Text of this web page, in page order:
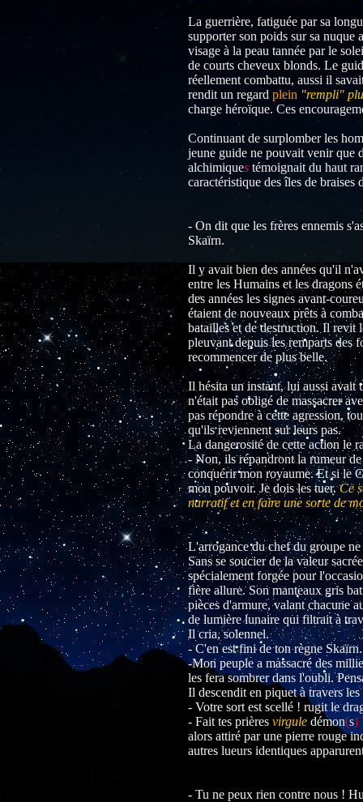
La guerrière, fatiguée par sa
supporter son poids sur sa
visage à la peau tannée par le
de courts cheveux blonds. Le
réellement combattu, aussi il
rendit un regard plein "rempli"
charge héroïque. Ces
Continuant de surplomber les
jeune guide ne pouvait venir que
alchimiques témoignait du haut
caractéristique des îles de
- On dit que les frères ennemis
Skaïrn.
Il y avait bien des années qu'il
entre les Humains et les dragons
des années les signes avant-
étaient de nouveaux prêts à
batailles et de destruction. Il revit
pleuvant depuis les remparts des
recommencer de plus belle.
Il hésita un instant, lui aussi avait
n'était pas obligé de massacrer
pas répondre à cette agression,
qu'ils reviennent sur leurs pas.
La dangerosité de cette action le
- Non, ils répandront la rumeur
conquérir mon royaume. Et si le
mon pouvoir. Je dois les tuer.Ce
narratif et en faire une sorte de
L'arrogance du chef du groupe
Sans se soucier de la valeur
spécialement forgée pour
fière allure. Son manteaux gris
pièces d'armure, valant chacune
de lumière lunaire qui filtrait à
Il cria, solennel.
- C'en est fini de ton règne
-Mon peuple a massacré des
les fera sombrer dans l'oubli.
Il descendit en piquet à travers
- Votre sort est scellé ! rugit le
- Fait tes prières virgule démon(s)
alors attiré par une pierre rouge
autres lueurs identiques
- Tu ne peux rien contre nous !